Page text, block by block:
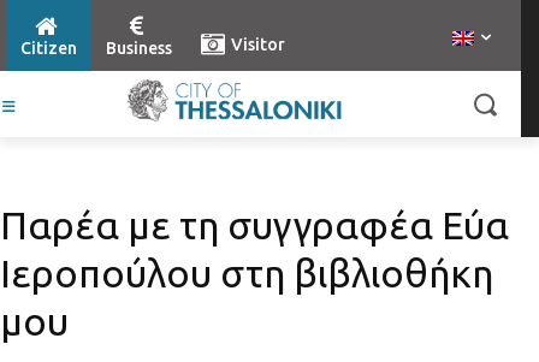
Citizen Business Visitor
Παρέα με τη συγγραφέα Εύα
Ιεροπούλου στη βιβλιοθήκη
μου